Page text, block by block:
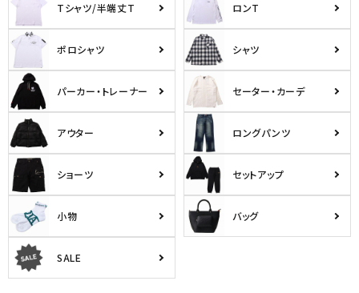
Tシャツ/半端丈T ロンT
ポロシャツ シャツ
パーカー・トレーナー セーター・カーデ
アウター ロングパンツ
ショーツ セットアップ
小物 バッグ
SALE